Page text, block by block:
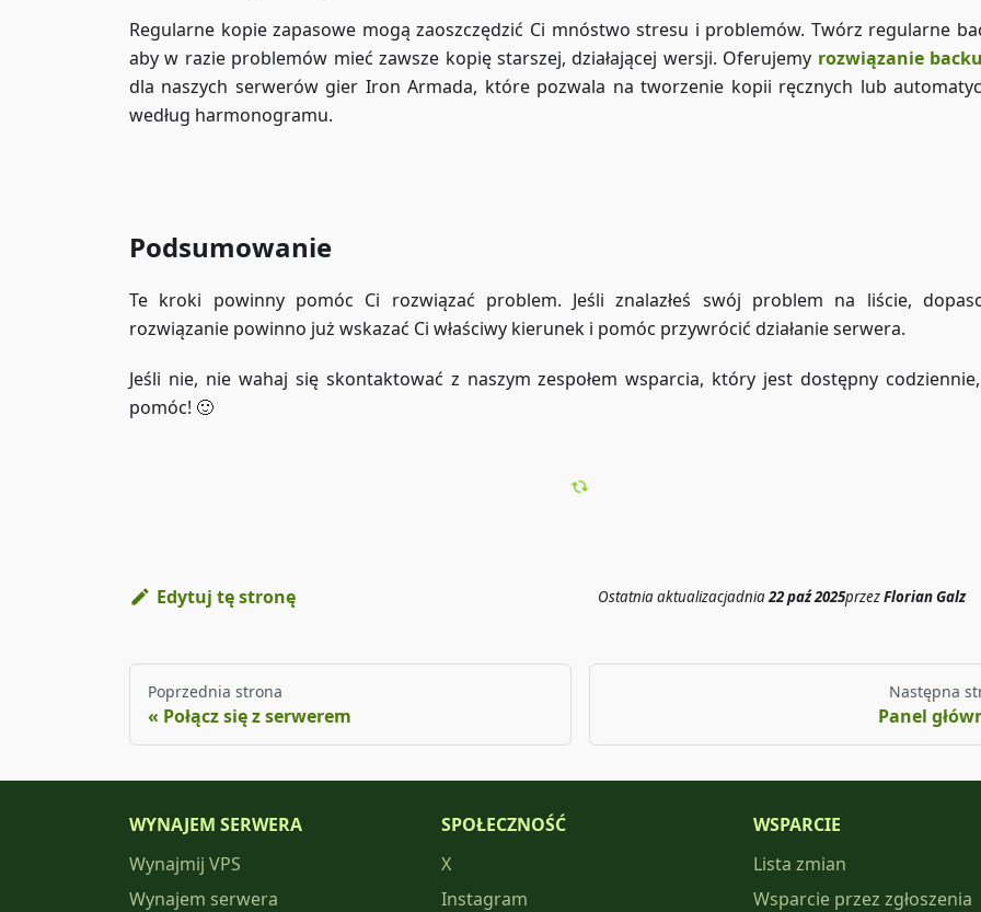
Regularne kopie zapasowe mogą zaoszczędzić Ci mnóstwo stresu i problemów. Twórz regularne
aby w razie problemów mieć zawsze kopię starszej, działającej wersji. Oferujemy rozwiązanie
dla naszych serwerów gier Iron Armada, które pozwala na tworzenie kopii ręcznych lub
według harmonogramu.
Podsumowanie
Te kroki powinny pomóc Ci rozwiązać problem. Jeśli znalazłeś swój problem na liście,
rozwiązanie powinno już wskazać Ci właściwy kierunek i pomóc przywrócić działanie serwera.
Jeśli nie, nie wahaj się skontaktować z naszym zespołem wsparcia, który jest dostępny
pomóc! 🙂
Edytuj tę stronę Ostatnia aktualizacjadnia22 paź 2025przezFlorian Galz
Poprzednia strona
Połącz się z serwerem
Następna
Panel
WYNAJEM SERWERA
Wynajmij VPS
Wynajem serwera
SPOŁECZNOŚĆ
X
Instagram
WSPARCIE
Lista zmian
Wsparcie przez zgłoszenia